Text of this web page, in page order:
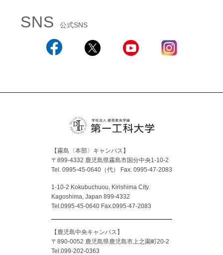
SNS 公式SNS
【霧島〈本部〉キャンパス】
〒899-4332 鹿児島県霧島市国分中央1-10-2
Tel. 0995-45-0640（代）
Fax. 0995-47-2083
1-10-2 Kokubuchuou, Kirishima City.
Kagoshima, Japan 899-4332
Tel.0995-45-0640 Fax.0995-47-2083
【鹿児島中央キャンパス】
〒890-0052 鹿児島県鹿児島市上之園町20-2
Tel.099-202-0363